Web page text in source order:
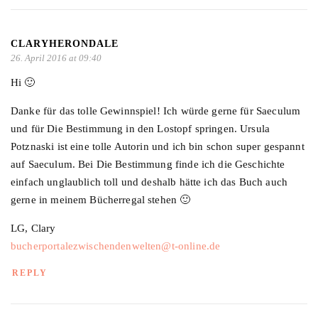
CLARYHERONDALE
26. April 2016 at 09:40
Hi 🙂
Danke für das tolle Gewinnspiel! Ich würde gerne für Saeculum
und für Die Bestimmung in den Lostopf springen. Ursula
Potznaski ist eine tolle Autorin und ich bin schon super gespannt
auf Saeculum. Bei Die Bestimmung finde ich die Geschichte
einfach unglaublich toll und deshalb hätte ich das Buch auch
gerne in meinem Bücherregal stehen 🙂
LG, Clary
bucherportalezwischendenwelten@t-online.de
REPLY